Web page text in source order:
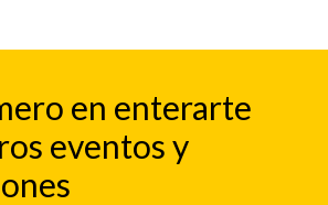
en enterarte
eventos y